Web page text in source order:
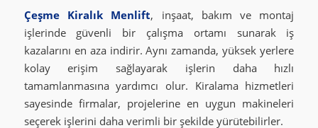
Çeşme Kiralık Menlift, inşaat, bakım ve montaj
işlerinde güvenli bir çalışma ortamı sunarak iş
kazalarını en aza indirir. Aynı zamanda, yüksek yerlere
kolay erişim sağlayarak işlerin daha hızlı
tamamlanmasına yardımcı olur. Kiralama hizmetleri
sayesinde firmalar, projelerine en uygun makineleri
seçerek işlerini daha verimli bir şekilde yürütebilirler.